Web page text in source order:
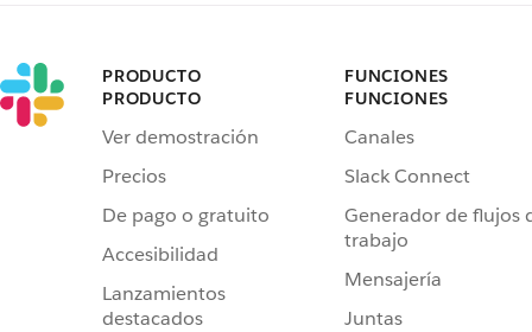
PRODUCTO
PRODUCTO
Ver demostración
Precios
De pago o gratuito
Accesibilidad
Lanzamientos
destacados
FUNCIONES
FUNCIONES
Canales
Slack Connect
Generador de flujos
trabajo
Mensajería
Juntas